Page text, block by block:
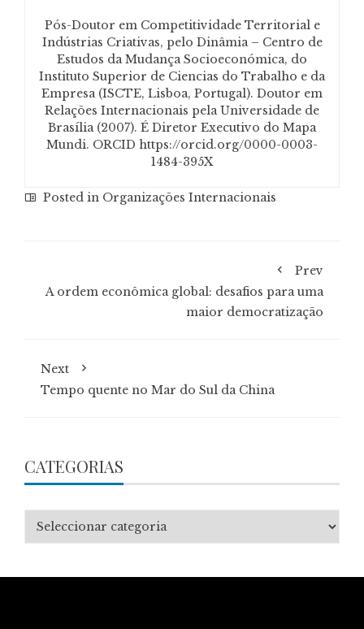
Pós-Doutor em Competitividade Territorial e
Indústrias Criativas, pelo Dinâmia – Centro de
Estudos da Mudança Socioeconómica, do
Instituto Superior de Ciencias do Trabalho e da
Empresa (ISCTE, Lisboa, Portugal). Doutor em
Relações Internacionais pela Universidade de
Brasília (2007). É Diretor Executivo do Mapa
Mundi. ORCID https://orcid.org/0000-0003-
1484-395X
Posted in Organizações Internacionais
Prev
A ordem econômica global: desafios para uma
maior democratização
Next
Tempo quente no Mar do Sul da China
CATEGORIAS
Categorias